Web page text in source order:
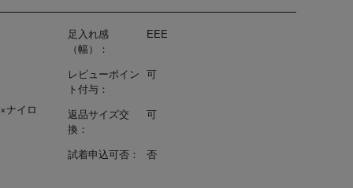
ナイロ
足入れ感
（幅）：
EEE
レビューポイン
ト付与：
可
返品サイズ交
換：
可
試着申込可否： 否